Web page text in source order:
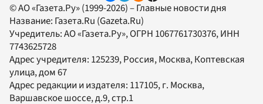
© АО «Газета.Ру» (1999-2026) – Главные новости дня
Название: Газета.Ru (Gazeta.Ru)
Учредитель:АО «Газета.Ру», ОГРН 1067761730376, ИНН
7743625728
Адрес учредителя: 125239, Россия, Москва, Коптевская
улица, дом 67
Адрес редакции и издателя: 117105, г. Москва,
Варшавское шоссе, д.9, стр.1